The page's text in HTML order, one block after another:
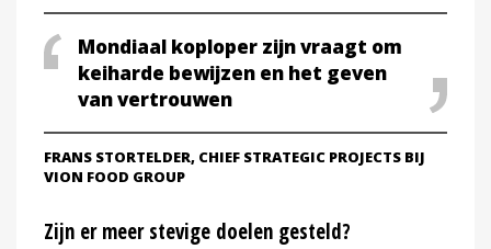
Mondiaal koploper zijn vraagt om
keiharde bewijzen en het geven
van vertrouwen
FRANS STORTELDER, CHIEF STRATEGIC PROJECTS BIJ
VION FOOD GROUP
Zijn er meer stevige doelen gesteld?